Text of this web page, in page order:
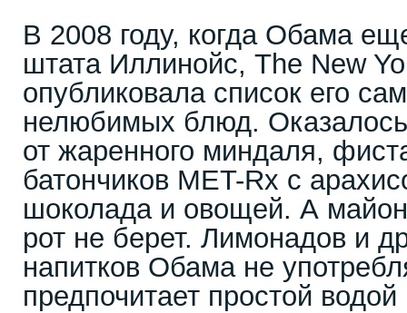
В 2008 году, когда Обама
штата Иллинойс, The New
опубликовала список его
нелюбимых блюд.
от жаренного миндаля,
батончиков MET-Rx с
шоколада и овощей. А
рот не берет. Лимонадов и
напитков Обама не
предпочитает простой